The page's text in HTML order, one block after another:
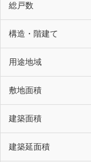
総戸数
構造・階建て
用途地域
敷地面積
建築面積
建築延面積